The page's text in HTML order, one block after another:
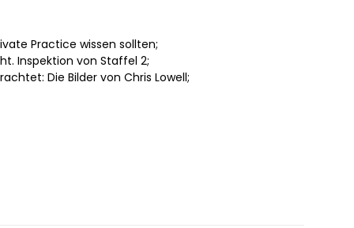
Practice wissen sollten;
Inspektion von Staffel 2;
Die Bilder von Chris Lowell;